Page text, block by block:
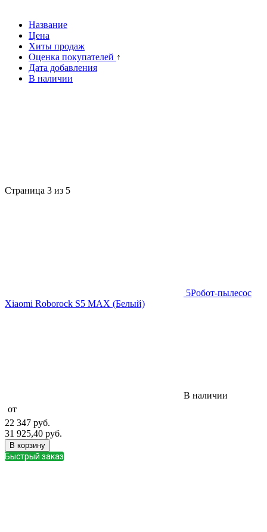
Название
Цена
Хиты продаж
Оценка покупателей ↑
Дата добавления
В наличии
Страница 3 из 5
5Робот-пылесос
Xiaomi Roborock S5 MAX (Белый)
В наличии
от
22 347 руб.
31 925,40 руб.
В корзину
Быстрый заказ